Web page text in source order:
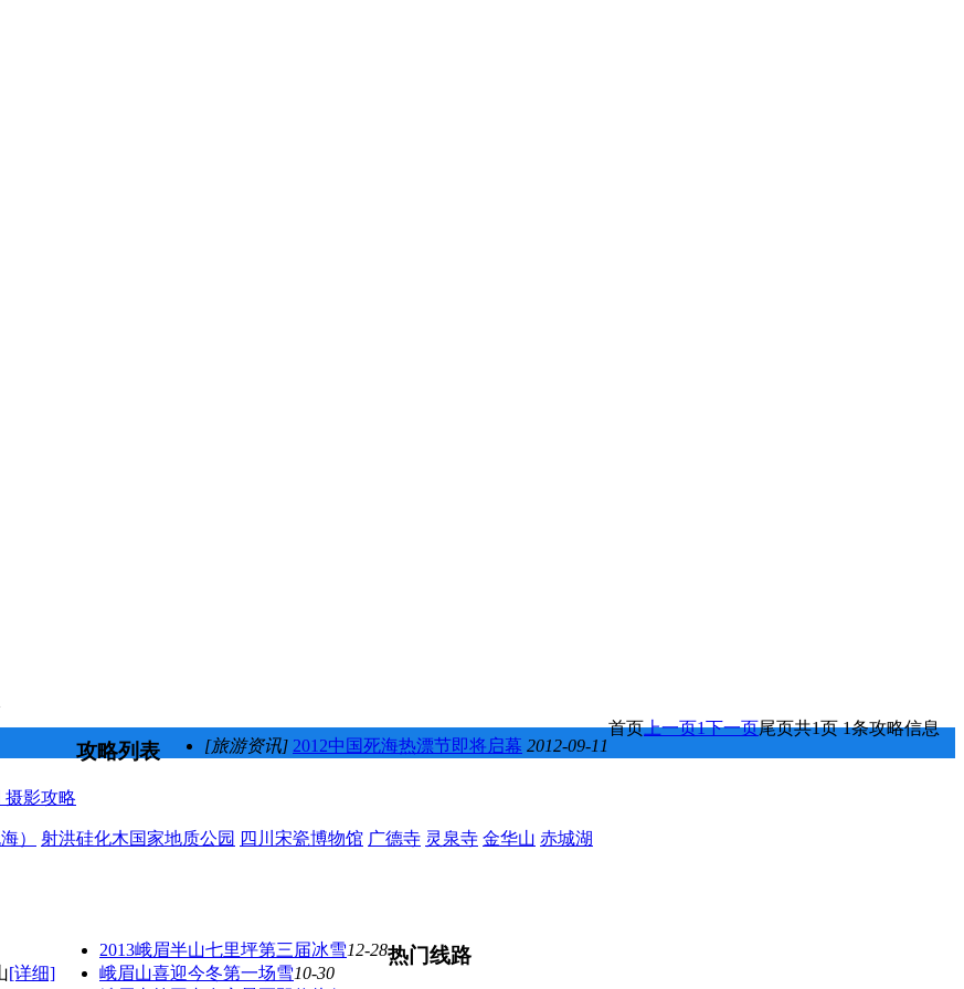
摄影攻略
攻略列表 [旅游资讯] 2012中国死海热漂节即将启幕 2012-09-11
首页上一页1下一页尾页共1页 1条攻略信息
） 射洪硅化木国家地质公园 四川宋瓷博物馆 广德寺 灵泉寺 金华山 赤城湖
[详细]
2013峨眉半山七里坪第三届冰雪12-28
峨眉山喜迎今冬第一场雪10-30
热门线路